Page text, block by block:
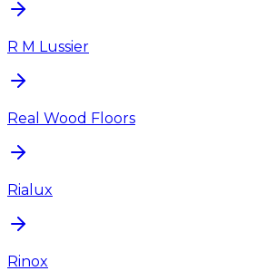
R M Lussier
Real Wood Floors
Rialux
Rinox